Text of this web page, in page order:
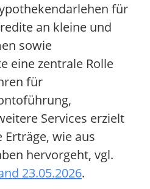
für
an kleine und
sowie
eine zentrale Rolle
für
Services erzielt
Erträge, wie aus
hervorgeht, vgl.
23.05.2026.